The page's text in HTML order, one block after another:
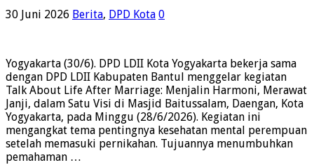
30 Juni 2026 Berita, DPD Kota 0
Yogyakarta (30/6). DPD LDII Kota Yogyakarta bekerja sama
dengan DPD LDII Kabupaten Bantul menggelar kegiatan
Talk About Life After Marriage: Menjalin Harmoni, Merawat
Janji, dalam Satu Visi di Masjid Baitussalam, Daengan, Kota
Yogyakarta, pada Minggu (28/6/2026). Kegiatan ini
mengangkat tema pentingnya kesehatan mental perempuan
setelah memasuki pernikahan. Tujuannya menumbuhkan
pemahaman …